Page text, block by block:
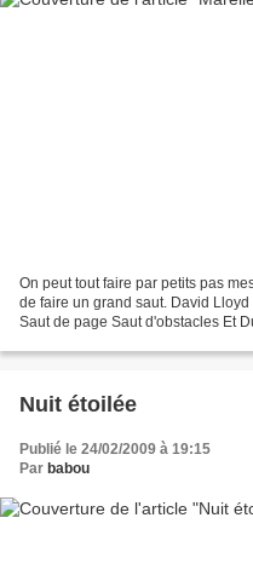
On peut tout faire par petits pas
de faire un grand saut. David
Saut de page Saut d'obstacles Et
Nuit étoilée
Publié le 24/02/2009 à 19:15
Par babou